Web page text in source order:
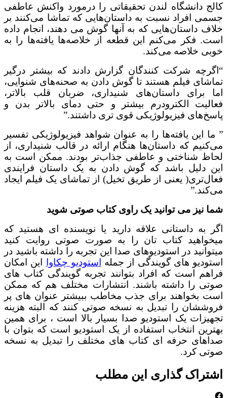
دانشگاه لندن تحقیقاتی را درمورد واکنش عاطفی
افراد نسبت به داستان‌هایی که تماشا می‌کنند بر
داستان‌هایی که به آنها گوش می دهند، انجام داده
فکر می‌کنم این قطعه از خلاصه‌ها یافته‌ها را به
خلاصه می‌کند.
شرکت کنندگان گزارش دادند که بیشتر درگیر
فیلم هستند تا گوش دادن به صحنه‌های شنوایی،
برای داستان‌های شنیداری، ضربان قلب بالاتر،
الکترودرم بیشتر و حتی دمای بالاتر بدن و
فیزیولوژیکی قوی تری داشتند.”
این یافته‌ها را به عنوان شواهد فیزیولوژیکی تفسیر
که داستان‌ها هنگام ارائه در قالب شنیداری، از
شناختی و عاطفی جذاب‌تر بودند. ممکن است به
دلیل باشد که گوش دادن به یک داستان فرایندی
یعنی از طریق تخیل) از تماشای یک فیلم ایجاد
نیز می توانید یک راوی کتاب صوتی شوید
به داستانی علاقه دارید یا نویسنده ای هستید که
کتاب تان را به صورت صوتی روایت کنید
در استودیوهای صدا این تجربه را داشته باشید در
های گویندگی از جملهاستودیو چکاوااین امکان
است که افراد بتوانند تجربه گویندگی کتاب های
را داشته باشند. انتشارات مختلف هم که ممکن
بخواهند برای جذب مخاطب ببیشتر عنوان های پر
را تبدیل به نسخه صوتی کنند که البته هزینه
یک استودیو صدا بسیار بالا است ، برای همین
انتخاب استفاده از یک استودیو است که بتوان با
حرفه ای کتاب های مختلف را تبدیل به نسخه
کرد.
گذاری این مطلب